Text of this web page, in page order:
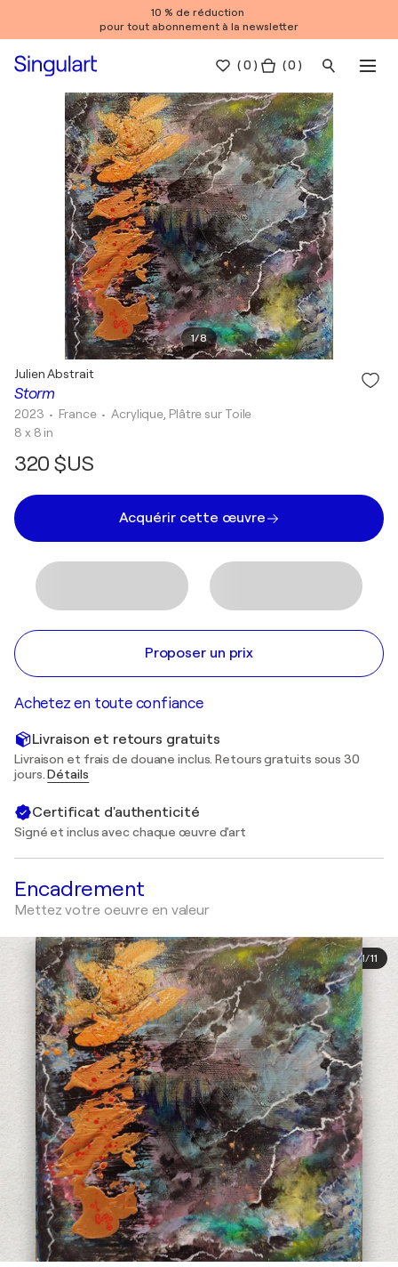
10 % de réduction
pour tout abonnement à la newsletter
(0 ) ( 0 )
1/8
Storm
Julien Abstrait
2023 • France •Acrylique, Plâtre sur Toile
8 x 8 in
320 $US
Acquérir cette œuvre
Proposer un prix
Achetez en toute confiance
Livraison et retours gratuits
Livraison et frais de douane inclus. Retours gratuits sous 30
jours.Détails
Certificat d'authenticité
Signé et inclus avec chaque œuvre d'art
Encadrement
Mettez votre oeuvre en valeur
1/11